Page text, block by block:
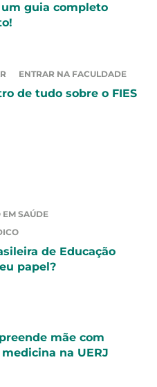
um guia completo
ENTRAR NA FACULDADE
de tudo sobre o FIES
SAÚDE
de Educação
papel?
mãe com
na UERJ